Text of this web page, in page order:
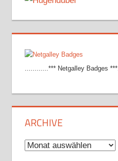
............*** Netgalley Badges
ARCHIVE
Archive